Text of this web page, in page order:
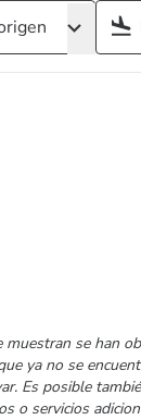
muestran se han
ya no se
Es posible
o servicios